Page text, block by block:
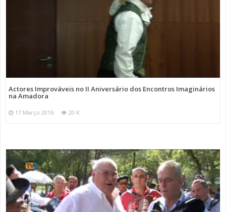
Actores Improváveis no II Aniversário dos Encontros Imaginários
na Amadora
17 Março 2016 20 K